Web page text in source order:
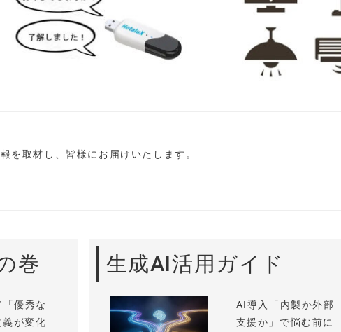
を取材し、皆様にお届けいたします。
巻
優秀な
義が変化
生成AI活用ガイド
AI導入「内製か外部
支援か」で悩む前に